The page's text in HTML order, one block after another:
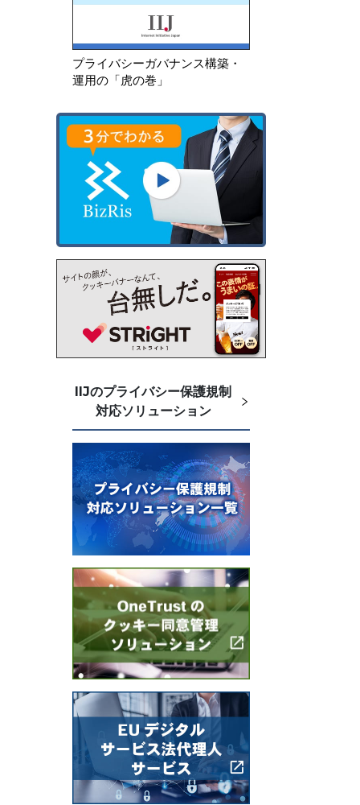
プライバシーガバナンス構築・
運用の「虎の巻」
IIJのプライバシー保護規制
対応ソリューション